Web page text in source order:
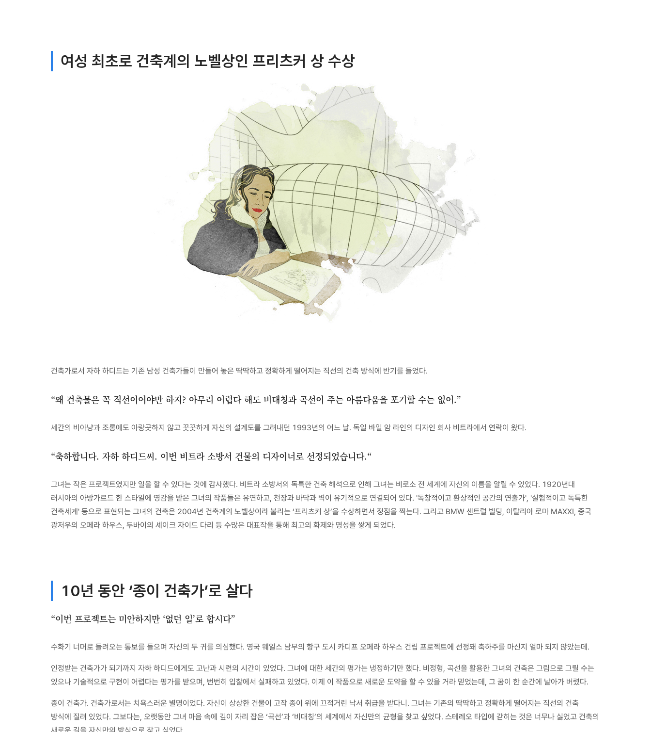
여성 최초로 건축계의 노벨상인 프리츠커 상 수상
건축가로서 자하 하디드는 기존 남성 건축가들이 만들어 놓은 딱딱하고 정확하게 떨어지는 직선의 건축 방식에 반기를 들었다.
“왜 건축물은 꼭 직선이어야만 하지? 아무리 어렵다 해도 비대칭과 곡선이 주는 아름다움을 포기할 수는 없어.”
세간의 비아냥과 조롱에도 아랑곳하지 않고 꿋꿋하게 자신의 설계도를 그려내던 1993년의 어느 날. 독일 바일 암 라인의 디자인 회사 비트라에서 연락이 왔다.
“축하합니다. 자하 하디드씨. 이번 비트라 소방서 건물의 디자이너로 선정되었습니다.“
그녀는 작은 프로젝트였지만 일을 할 수 있다는 것에 감사했다. 비트라 소방서의 독특한 건축 해석으로 인해 그녀는 비로소 전 세계에 자신의 이름을 알릴 수 있었다. 1920년대
러시아의 아방가르드 한 스타일에 영감을 받은 그녀의 작품들은 유연하고, 천장과 바닥과 벽이 유기적으로 연결되어 있다. '독창적이고 환상적인 공간의 연출가', '실험적이고 독특한
건축세계' 등으로 표현되는 그녀의 건축은 2004년 건축계의 노벨상이라 불리는 ‘프리츠커 상’을 수상하면서 정점을 찍는다. 그리고 BMW 센트럴 빌딩, 이탈리아 로마 MAXXI, 중국
광저우의 오페라 하우스, 두바이의 셰이크 자이드 다리 등 수많은 대표작을 통해 최고의 화제와 명성을 쌓게 되었다.
10년 동안 ‘종이 건축가’로 살다
“이번 프로젝트는 미안하지만 ‘없던 일’로 합시다”
수화기 너머로 들려오는 통보를 들으며 자신의 두 귀를 의심했다. 영국 웨일스 남부의 항구 도시 카디프 오페라 하우스 건립 프로젝트에 선정돼 축하주를 마신지 얼마 되지 않았는데.
인정받는 건축가가 되기까지 자하 하디드에게도 고난과 시련의 시간이 있었다. 그녀에 대한 세간의 평가는 냉정하기만 했다. 비정형, 곡선을 활용한 그녀의 건축은 그림으로 그릴 수는
있으나 기술적으로 구현이 어렵다는 평가를 받으며, 번번히 입찰에서 실패하고 있었다. 이제 이 작품으로 새로운 도약을 할 수 있을 거라 믿었는데, 그 꿈이 한 순간에 날아가 버렸다.
종이 건축가. 건축가로서는 치욕스러운 별명이었다. 자신이 상상한 건물이 고작 종이 위에 끄적거린 낙서 취급을 받다니. 그녀는 기존의 딱딱하고 정확하게 떨어지는 직선의 건축
방식에 질려 있었다. 그보다는, 오랫동안 그녀 마음 속에 깊이 자리 잡은 ‘곡선’과 ‘비대칭’의 세계에서 자신만의 균형을 찾고 싶었다. 스테레오 타입에 갇히는 것은 너무나 싫었고 건축의